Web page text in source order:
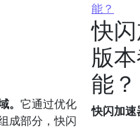
它通过优化
成部分，快闪
能？
快
版
能？
快闪加速